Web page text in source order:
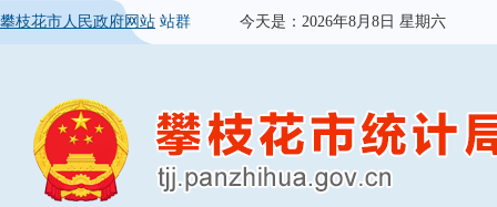
攀枝花市人民政府网站 站群 今天是： 2026年8月8日 星期六